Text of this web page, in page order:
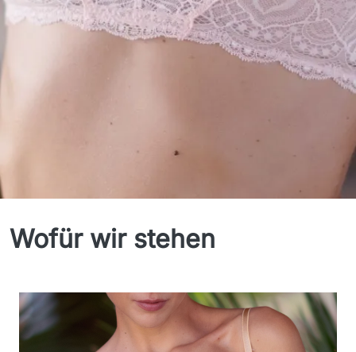
Unsere Philosophie
Wofür wir stehen